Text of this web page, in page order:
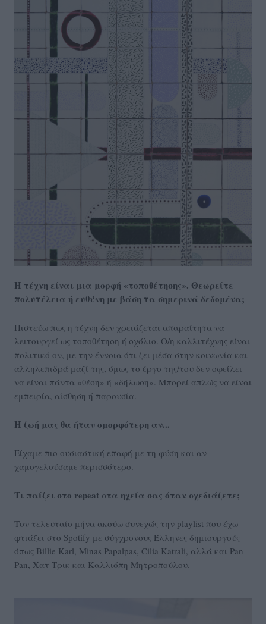
Η τέχνη είναι μια μορφή «τοποθέτησης». Θεωρείτε
πολυτέλεια ή ευθύνη με βάση τα σημερινά δεδομένα;
Πιστεύω πως η τέχνη δεν χρειάζεται απαραίτητα να
λειτουργεί ως τοποθέτηση ή σχόλιο. Ο/η καλλιτέχνης είναι
πολιτικό ον, με την έννοια ότι ζει μέσα στην κοινωνία και
αλληλεπιδρά μαζί της, όμως το έργο της/του δεν οφείλει
να είναι πάντα «θέση» ή «δήλωση». Μπορεί απλώς να είναι
εμπειρία, αίσθηση ή παρουσία.
Η ζωή μας θα ήταν ομορφότερη αν...
Είχαμε πιο ουσιαστική επαφή με τη φύση και αν
χαμογελούσαμε περισσότερο.
Τι παίζει στο repeat στα ηχεία σας όταν σχεδιάζετε;
Τον τελευταίο μήνα ακούω συνεχώς την playlist που έχω
φτιάξει στο Spotify με σύγχρονους Έλληνες δημιουργούς
όπως Billie Karl, Minas Papalpas, Cilia Katrali, αλλά και Pan
Pan, Χατ Τρικ και Καλλιόπη Μητροπούλου.